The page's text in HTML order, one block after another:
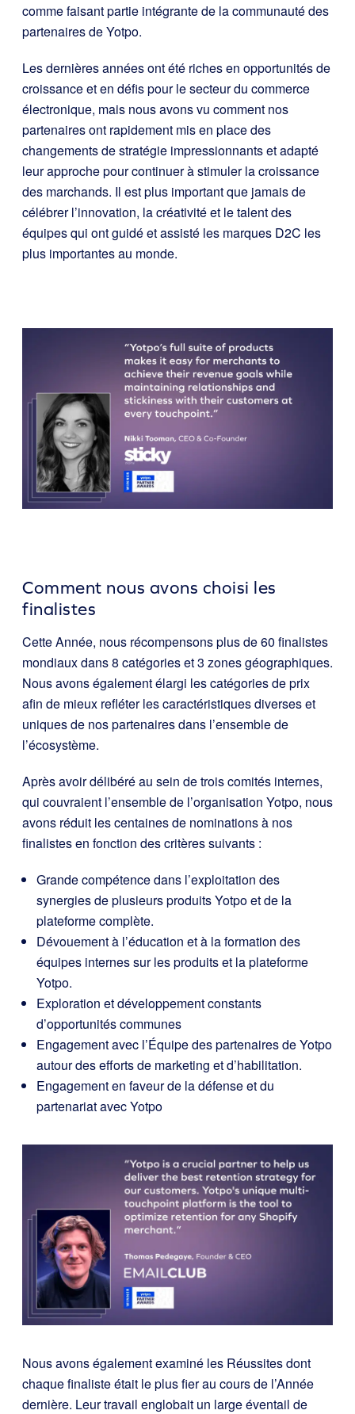
comme faisant partie intégrante de la communauté des
partenaires de Yotpo.
Les dernières années ont été riches en opportunités de
croissance et en défis pour le secteur du commerce
électronique, mais nous avons vu comment nos
partenaires ont rapidement mis en place des
changements de stratégie impressionnants et adapté
leur approche pour continuer à stimuler la croissance
des marchands. Il est plus important que jamais de
célébrer l’innovation, la créativité et le talent des
équipes qui ont guidé et assisté les marques D2C les
plus importantes au monde.
Comment nous avons choisi les
finalistes
Cette Année, nous récompensons plus de 60 finalistes
mondiaux dans 8 catégories et 3 zones géographiques.
Nous avons également élargi les catégories de prix
afin de mieux refléter les caractéristiques diverses et
uniques de nos partenaires dans l’ensemble de
l’écosystème.
Après avoir délibéré au sein de trois comités internes,
qui couvraient l’ensemble de l’organisation Yotpo, nous
avons réduit les centaines de nominations à nos
finalistes en fonction des critères suivants :
Grande compétence dans l’exploitation des
synergies de plusieurs produits Yotpo et de la
plateforme complète.
Dévouement à l’éducation et à la formation des
équipes internes sur les produits et la plateforme
Yotpo.
Exploration et développement constants
d’opportunités communes
Engagement avec l’Équipe des partenaires de Yotpo
autour des efforts de marketing et d’habilitation.
Engagement en faveur de la défense et du
partenariat avec Yotpo
Nous avons également examiné les Réussites dont
chaque finaliste était le plus fier au cours de l’Année
dernière. Leur travail englobait un large éventail de